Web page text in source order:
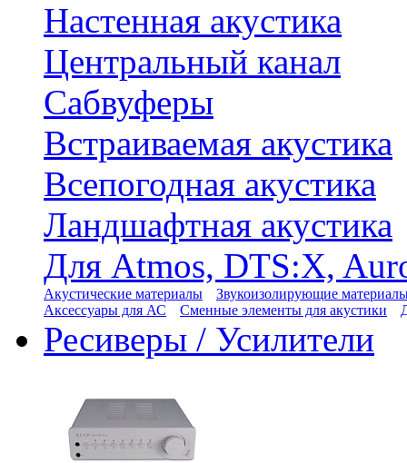
Настенная акустика
Центральный канал
Сабвуферы
Встраиваемая акустика
Всепогодная акустика
Ландшафтная акустика
Для Atmos, DTS:X,
Акустические материалы
Звукоизолирующие
Аксессуары для АС
Сменные элементы для акустики
Ресиверы / Усилители